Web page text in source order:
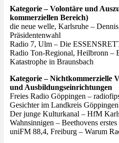
Kategorie – Volontäre und
kommerziellen Bereich)
die neue welle, Karlsruhe –
Präsidentenwahl
Radio 7, Ulm – Die
Radio Ton-Regional, Heilbronn –
Katastrophe in Braunsbach
Kategorie – Nichtkommerzielle
und Ausbildungseinrichtungen
Freies Radio Göppingen –
Gesichter im Landkreis Göppingen
Der junge Kulturkanal – HfM
Wahnsinnigen – Beethovens
uniFM 88,4, Freiburg – Warum